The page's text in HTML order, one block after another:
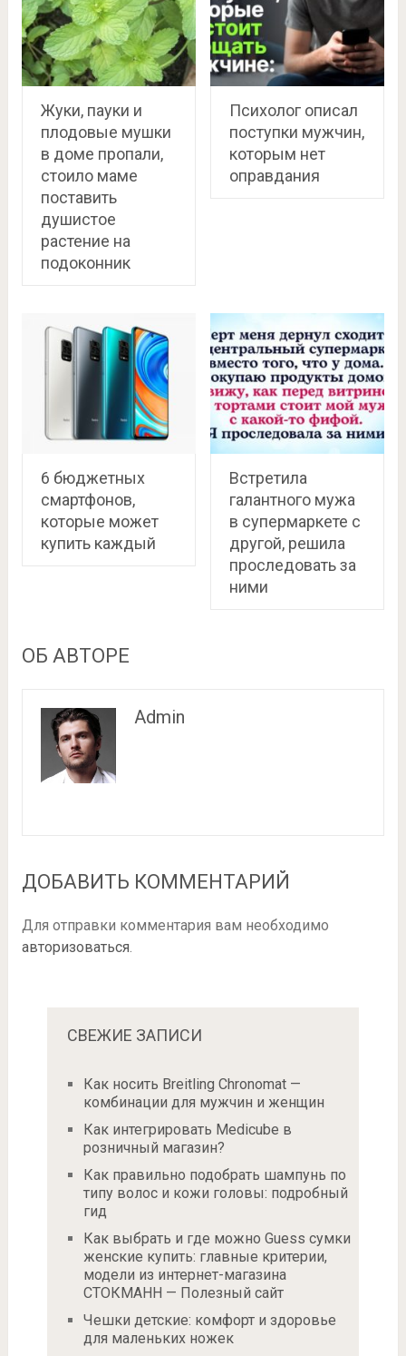
Жуки, пауки и
плодовые мушки
в доме пропали,
стоило маме
поставить
душистое
растение на
подоконник
Психолог описал
поступки мужчин,
которым нет
оправдания
6 бюджетных
смартфонов,
которые может
купить каждый
Встретила
галантного мужа
в супермаркете с
другой, решила
проследовать за
ними
ОБ АВТОРЕ
Admin
ДОБАВИТЬ КОММЕНТАРИЙ
Для отправки комментария вам необходимо
авторизоваться
СВЕЖИЕ ЗАПИСИ
Как носить Breitling Chronomat —
комбинации для мужчин и женщин
Как интегрировать Medicube в
розничный магазин?
Как правильно подобрать шампунь по
типу волос и кожи головы: подробный
гид
Как выбрать и где можно Guess сумки
женские купить: главные критерии,
модели из интернет-магазина
СТОКМАНН — Полезный сайт
Чешки детские: комфорт и здоровье
для маленьких ножек